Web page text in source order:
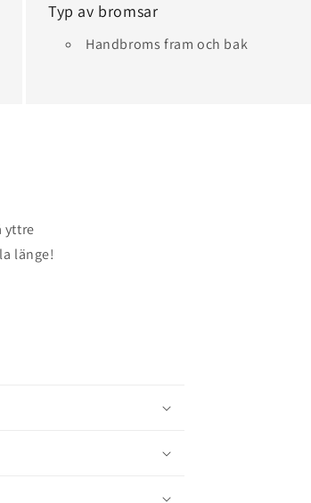
Typ av bromsar
Handbroms fram och bak
yttre
länge!